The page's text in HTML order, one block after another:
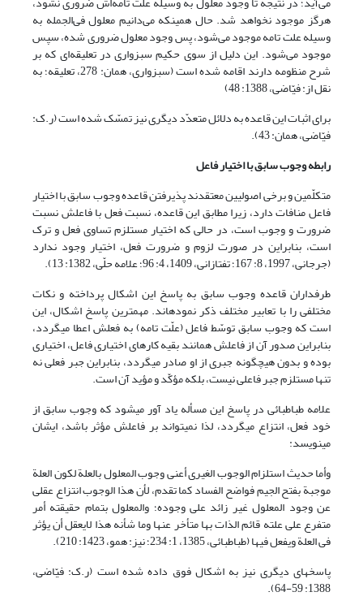
هرگز موجود نخواهد شد. حال همین‏که می‌دانیم معلول فی‏‌الجمله به
وسیله علت تامه موجود می‌شود، پس وجود معلول ضروری شده، سپس
موجود می‌شود. این دلیل از سوی حکیم سبزواری در تعلیقه‏‌ای که بر
شرح منظومه دارند اقامه شده است (سبزواری، همان: 278، تعلیقه؛ به
نقل از: فیّاضی، 1388: 48)
برای اثبات این قاعده به دلائل متعدّد دیگری نیز تمسّک شده است (ر.ک:
فیّاضی، همان: 43).
رابطه وجوب سابق با اختیار فاعل
متکلّمین و برخی اصولیین معتقدند پذیرفتن قاعده وجوب سابق با اختیار
فاعل منافات دارد، زیرا مطابق این قاعده، نسبت فعل با فاعلش نسبت
ضرورت و وجوب است، در حالی که اختیار مستلزم تساوی فعل و ترک
است، بنابراین در صورت لزوم و ضرورت فعل، اختیار وجود ندارد
(جرجانی، 1997، 8: 167؛ تفتازانی، 1409، 4: 96؛ علامه حلّی، 1382: 13).
طرفداران قاعده وجوب سابق به پاسخ این اشکال پرداخته و نکات
مختلفی را با تعابیر مختلف ذکر نموده‏اند. مهم‏ترین پاسخ اشکال، این
است که وجوب سابق توسّط فاعل (علّت تامه) به فعلش اعطا می‏گردد،
بنابراین صدور آن از فاعلش همانند بقیه کارهای اختیاری فاعل، اختیاری
بوده و بدون هیچ‏گونه جبری از او صادر می‏گردد، بنابراین جبر فعلی نه
تنها مستلزم جبر فاعلی نیست، بلکه مؤکّد و مؤید آن است.
علامه طباطبائی در پاسخ این مسأله یاد آور می‏شود که وجوب سابق از
خود فعل، انتزاع می‏گردد، لذا نمی‏تواند بر فاعلش مؤثر باشد، ایشان
می‏نویسد:
وأما حدیث استلزام الوجوب الغیری أعنی وجوب المعلول بالعلة لکون العلة
موجبة بفتح الجیم فواضح الفساد کما تقدم، لأن هذا الوجوب انتزاع عقلی
عن وجود المعلول غیر زائد على وجوده؛ والمعلول بتمام حقیقته أمر
متفرع على علته قائم الذات بها متأخر عنها وما شأنه هذا لایعقل أن یؤثر
فی العلة ویفعل فیها (طباطبائی، 1385، 1: 234؛ نیز: همو، 1423: 210).
پاسخ‏های دیگری نیز به اشکال فوق داده شده است (ر.ک: فیّاضی،
1388: 59-64).